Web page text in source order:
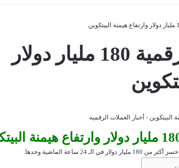
هبوط العملات الرقمية 180 مليار دولار
ساعة الماضية وحدها.